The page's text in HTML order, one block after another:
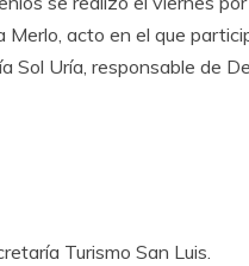
Merlo, acto en el que
Sol Uría, responsable de
Turismo San Luis.